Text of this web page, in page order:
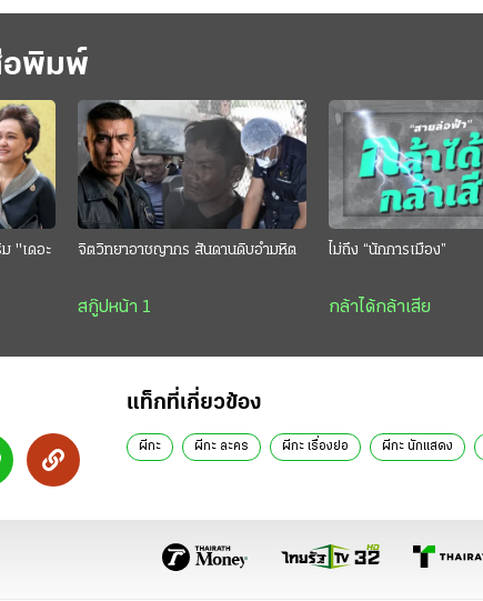
อพิมพ์
"เดอะ
จิตวิทยาอาชญากร สันดานดิบอำมหิต
สกู๊ปหน้า 1
ไม่ถึง “นักการเมือง”
กล้าได้กล้าเสีย
แท็กที่เกี่ยวข้อง
ผีกะ ผีกะ ละคร ผีกะ เรื่องย่อ ผีกะ นักแสดง